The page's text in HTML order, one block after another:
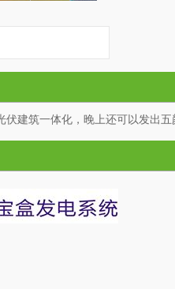
建筑一体化，晚上还可以发出